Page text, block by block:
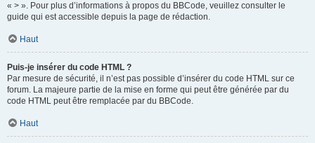
« > ». Pour plus d’informations à propos du BBCode, veuillez consulter le
guide qui est accessible depuis la page de rédaction.
Haut
Puis-je insérer du code HTML ?
Par mesure de sécurité, il n’est pas possible d’insérer du code HTML sur ce
forum. La majeure partie de la mise en forme qui peut être générée par du
code HTML peut être remplacée par du BBCode.
Haut